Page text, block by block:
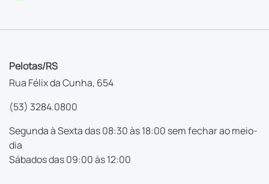
Pelotas/RS
Rua Félix da Cunha, 654
(53) 3284.0800
Segunda à Sexta das 08:30 às 18:00 sem fechar ao meio-
dia
Sábados das 09:00 às 12:00